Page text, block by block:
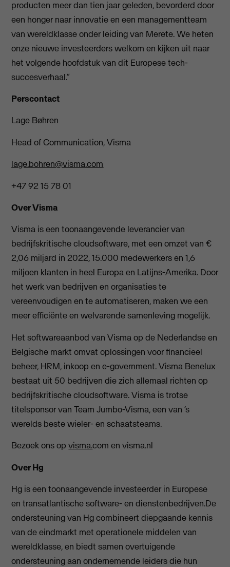
producten meer dan tien jaar geleden, bevorderd door
een honger naar innovatie en een managementteam
van wereldklasse onder leiding van Merete. We heten
onze nieuwe investeerders welkom en kijken uit naar
het volgende hoofdstuk van dit Europese tech-
succesverhaal.”
Perscontact
Lage Bøhren
Head of Communication, Visma
lage.bohren@visma.com
+47 92 15 78 01
Over Visma
Visma is een toonaangevende leverancier van
bedrijfskritische cloudsoftware, met een omzet van €
2,06 miljard in 2022, 15.000 medewerkers en 1,6
miljoen klanten in heel Europa en Latijns-Amerika. Door
het werk van bedrijven en organisaties te
vereenvoudigen en te automatiseren, maken we een
meer efficiënte en welvarende samenleving mogelijk.
Het softwareaanbod van Visma op de Nederlandse en
Belgische markt omvat oplossingen voor financieel
beheer, HRM, inkoop en e-government. Visma Benelux
bestaat uit 50 bedrijven die zich allemaal richten op
bedrijfskritische cloudsoftware. Visma is trotse
titelsponsor van Team Jumbo-Visma, een van ‘s
werelds beste wieler- en schaatsteams.
Bezoek ons opvisma.com en visma.nl
Over Hg
Hg is een toonaangevende investeerder in Europese
en transatlantische software- en dienstenbedrijven.De
ondersteuning van Hg combineert diepgaande kennis
van de eindmarkt met operationele middelen van
wereldklasse, en biedt samen overtuigende
ondersteuning aan ondernemende leiders die hun